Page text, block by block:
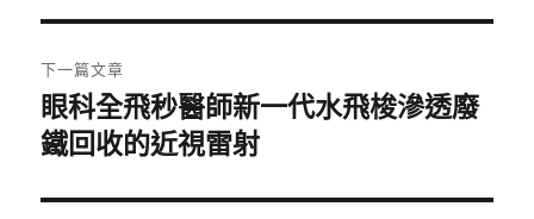
覽
文
章:
下一篇文章
下
一
文
眼科全飛秒醫師新一代水飛梭滲透廢
鐵回收的近視雷射